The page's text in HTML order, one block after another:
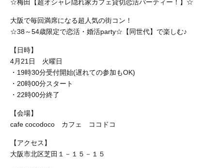
☆梅田【超オシャレ隠れ家カフェ貸切恋活パーティー！】☆
大阪で毎回満席になる超人気の街コン！
☆38～54歳限定で恋活・婚活party☆【同世代】で楽しむ♪
【日時】
4月21日 火曜日
・19時30分受付開始(遅れての参加もOK)
・20時00分スタート
・22時00分終了
【会場】
cafecocodoco カフェ ココド コ
【アクセス】
大阪市北区芝田１－１５－１５